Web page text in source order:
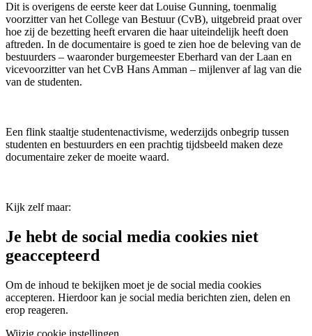
Dit is overigens de eerste keer dat Louise Gunning, toenmalig
voorzitter van het College van Bestuur (CvB), uitgebreid praat over
hoe zij de bezetting heeft ervaren die haar uiteindelijk heeft doen
aftreden. In de documentaire is goed te zien hoe de beleving van de
bestuurders – waaronder burgemeester Eberhard van der Laan en
vicevoorzitter van het CvB Hans Amman – mijlenver af lag van die
van de studenten.
Een flink staaltje studentenactivisme, wederzijds onbegrip tussen
studenten en bestuurders en een prachtig tijdsbeeld maken deze
documentaire zeker de moeite waard.
Kijk zelf maar:
Je hebt de social media cookies niet
geaccepteerd
Om de inhoud te bekijken moet je de social media cookies
accepteren. Hierdoor kan je social media berichten zien, delen en
erop reageren.
Wijzig cookie instellingen